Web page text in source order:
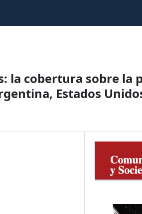
la cobertura sobre la
Estados